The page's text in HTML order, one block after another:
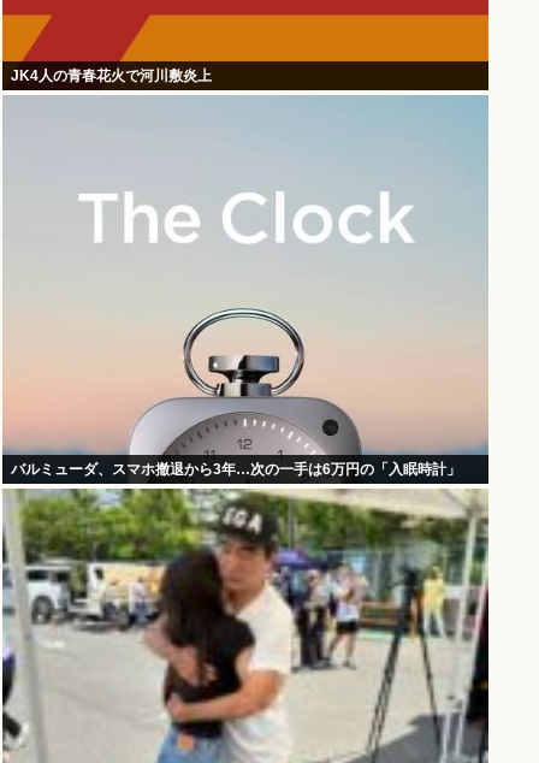
JK4人の青春花火で河川敷炎上
バルミューダ、スマホ撤退から3年…次の一手は6万円の「入眠時計」